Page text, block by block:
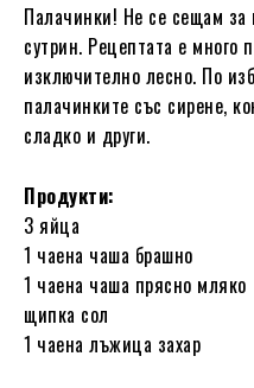
Палачинки! Не се сещам за
сутрин. Рецептата е много
изключително лесно. По
палачинките със сирене,
сладко и други.
Продукти:
3 яйца
1 чаена чаша брашно
1 чаена чаша прясно мляко
щипка сол
1 чаена лъжица захар